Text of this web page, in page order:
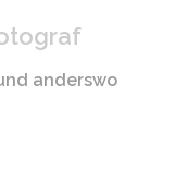
anderswo